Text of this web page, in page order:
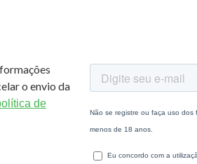
o envio da
de